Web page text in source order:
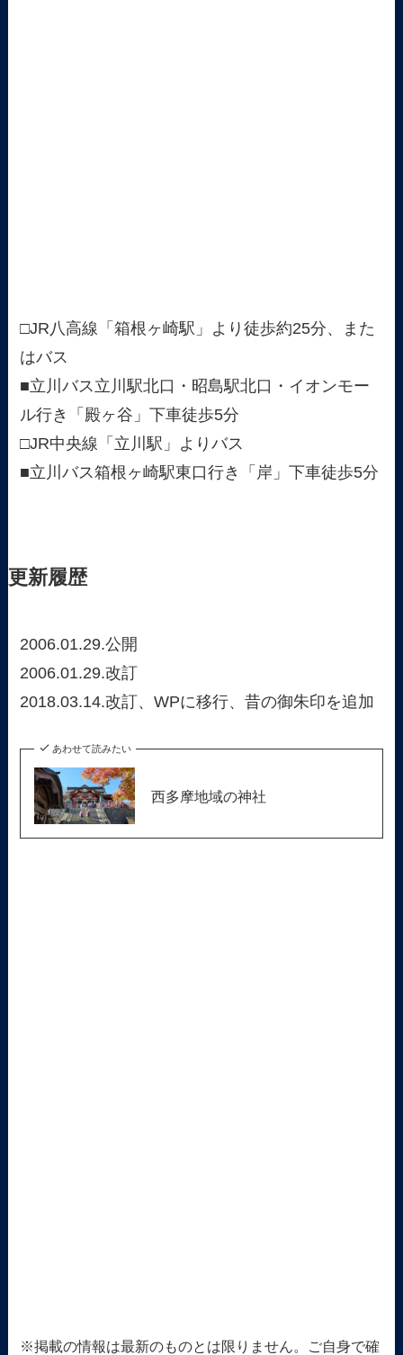
□JR八高線「箱根ヶ崎駅」より徒歩約25分、また
はバス
■立川バス立川駅北口・昭島駅北口・イオンモー
ル行き「殿ヶ谷」下車徒歩5分
□JR中央線「立川駅」よりバス
■立川バス箱根ヶ崎駅東口行き「岸」下車徒歩5分
更新履歴
2006.01.29.公開
2006.01.29.改訂
2018.03.14.改訂、WPに移行、昔の御朱印を追加
あわせて読みたい
西多摩地域の神社
※掲載の情報は最新のものとは限りません。ご自身で確